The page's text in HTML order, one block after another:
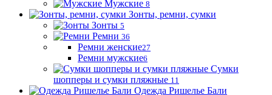
Мужские 8
Зонты, ремни, сумки
Зонты 5
Ремни 36
Ремни женские27
Ремни мужские6
Сумки
шопперы и сумки пляжные 11
Одежда Ришелье Бали